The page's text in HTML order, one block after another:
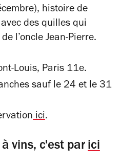
histoire de
des quilles qui
l’oncle Jean-Pierre.
Louis, Paris 11e.
sauf le 24 et le 31
ici.
à vins, c'est parici